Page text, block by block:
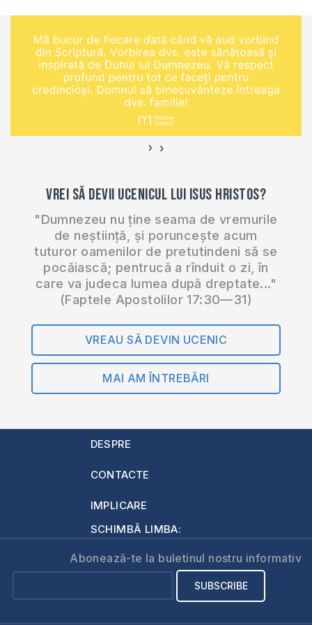
‹ ›
Vrei să devii ucenicul lui Isus Hristos?
"Dumnezeu nu ține seama de vremurile
de neștiință, și poruncește acum
tuturor oamenilor de pretutindeni să se
pocăiască; pentrucă a rînduit o zi, în
care va judeca lumea după dreptate..."
(Faptele Apostolilor 17:30—31)
VREAU SĂ DEVIN UCENIC
MAI AM ÎNTREBĂRI
DESPRE
CONTACTE
IMPLICARE
SCHIMBĂ LIMBA:
Abonează-te la buletinul nostru informativ